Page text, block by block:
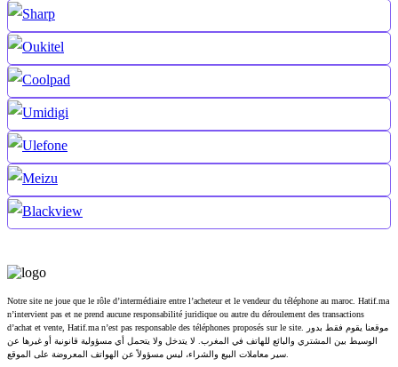
Notre site ne joue que le rôle d’intermédiaire entre l’acheteur et le vendeur du téléphone au maroc. Hatif.ma
n’intervient pas et ne prend aucune responsabilité juridique ou autre du déroulement des transactions
d’achat et vente, Hatif.ma n’est pas responsable des téléphones proposés sur le site. موقعنا يقوم فقط بدور
الوسيط بين المشتري والبائع للهاتف في المغرب. لا يتدخل ولا يتحمل أي مسؤولية قانونية أو غيرها عن